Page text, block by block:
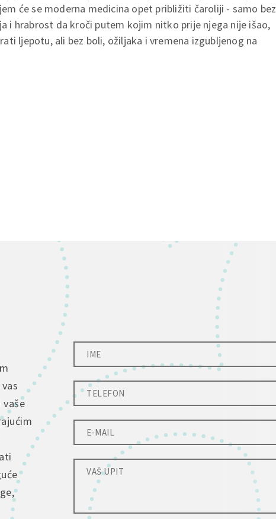
će se moderna medicina opet približiti čaroliji - samo bez
i hrabrost da kroči putem kojim nitko prije njega nije išao,
ljepotu, ali bez boli, ožiljaka i vremena izgubljenog na